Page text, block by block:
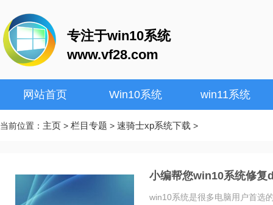
专注于win10系统
www.vf28.com
网站首页 Win10系统 win11系统
当前位置： 主页 > 栏目专题 > 速骑士xp系统下载 >
小编帮您win10系统修复
win10系统是很多电脑用户首选